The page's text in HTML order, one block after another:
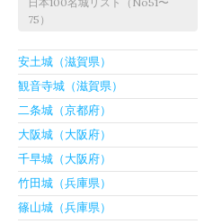
75）
安土城（滋賀県）
観音寺城（滋賀県）
二条城（京都府）
大阪城（大阪府）
千早城（大阪府）
竹田城（兵庫県）
篠山城（兵庫県）